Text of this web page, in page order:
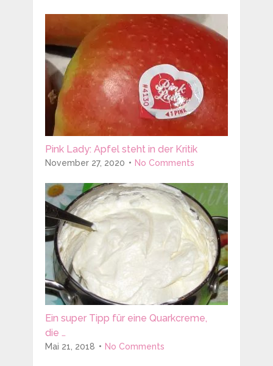
Pink Lady: Apfel steht in der Kritik
November 27, 2020 No Comments
Ein super Tipp für eine Quarkcreme,
die …
Mai 21, 2018 No Comments